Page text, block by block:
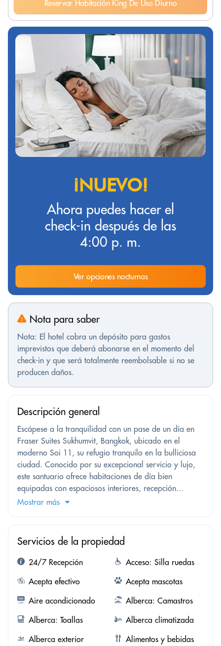
Reservar Habitación King De Uso Diurno
¡NUEVO!
Ahora puedes hacer el
check-in después de las
4:00 p. m.
Ver opciones nocturnas
Nota para saber
Nota: El hotel cobra un depósito para gastos
imprevistos que deberá abonarse en el momento del
check-in y que será totalmente reembolsable si no se
producen daños.
Descripción general
Escápese a la tranquilidad con un pase de un día en
Fraser Suites Sukhumvit, Bangkok, ubicado en el
moderno Soi 11, su refugio tranquilo en la bulliciosa
ciudad. Conocido por su excepcional servicio y lujo,
este santuario ofrece habitaciones de día bien
equipadas con espaciosos interiores, recepción...
Mostrar más
Servicios de la propiedad
24/7 Recepción
Acceso: Silla ruedas
Acepta efectivo
Acepta mascotas
Aire acondicionado
Alberca: Camastros
Alberca: Toallas
Alberca climatizada
Alberca exterior
Alimentos y bebidas